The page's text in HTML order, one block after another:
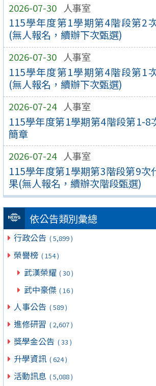
2026-07-30 人事室
115學年度第1學期第4階段第2
(無人報名，續辦下次甄選)
2026-07-30 人事室
115學年度第1學期第4階段第1
(無人報名，續辦下次甄選)
2026-07-24 人事室
115學年度第1學期第4階段第1-8
簡章
2026-07-24 人事室
115學年度第1學期第3階段第9次
果(無人報名，續辦次階段甄選)
依公告類別彙總
行政公告 ( 5,899 )
榮譽榜 ( 154 )
武漢榮耀 ( 30 )
武中豪傑 ( 16 )
人事公告 ( 589 )
進修研習 ( 2,607 )
獎學金公告 ( 33 )
升學資訊 ( 624 )
活動訊息 ( 5,088 )